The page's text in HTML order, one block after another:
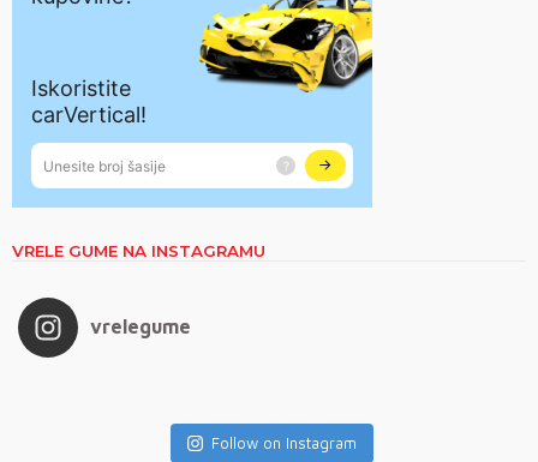
VRELE GUME NA INSTAGRAMU
vrelegume
Follow on Instagram